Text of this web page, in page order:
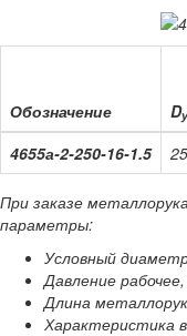
Обозначение Dу
4655а-2-250-16-1.5
При заказе
параметры:
Условный
Давление
Длина
Характеристика